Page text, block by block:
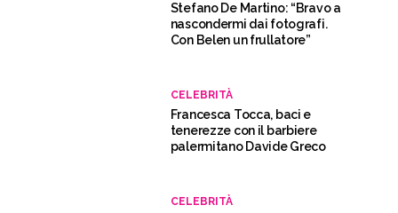
Stefano De Martino: “Bravo a
nascondermi dai fotografi.
Con Belen un frullatore”
CELEBRITÀ
Francesca Tocca, baci e
tenerezze con il barbiere
palermitano Davide Greco
CELEBRITÀ